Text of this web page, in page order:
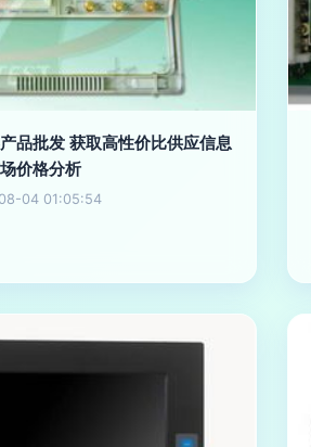
品批发 获取高性价比供应信息
价格分析
04 01:05:54